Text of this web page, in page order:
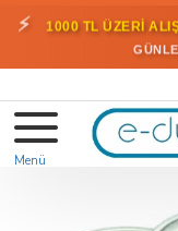
🎁 2000 TL ÜZERİ